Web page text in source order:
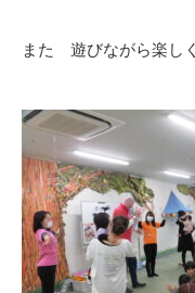
また 遊びながら楽し